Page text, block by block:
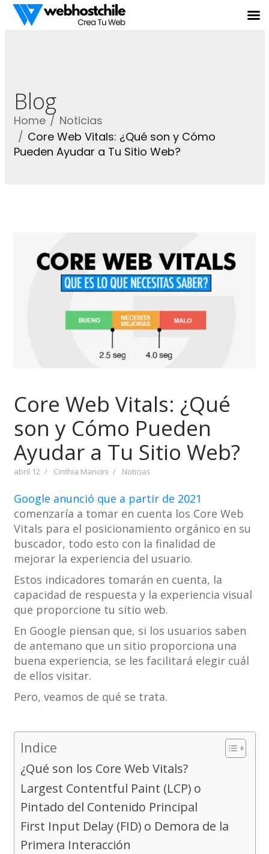
Blog
Home
Noticias
Core Web Vitals: ¿Qué son y Cómo
Pueden Ayudar a Tu Sitio Web?
Core Web Vitals: ¿Qué
son y Cómo Pueden
Ayudar a Tu Sitio Web?
abril 12 Cinthia Mancini Noticias
Google anunció que a partir de 2021
comenzaría a tomar en cuenta los Core Web
Vitals para el posicionamiento orgánico en su
buscador, todo esto con la finalidad de
mejorar la experiencia del usuario.
Estos indicadores tomarán en cuenta, la
capacidad de respuesta y la experiencia visual
que proporcione tu sitio web.
En Google piensan que, si los usuarios saben
de antemano que un sitio proporciona una
buena experiencia, se les facilitará elegir cuál
de ellos visitar.
Pero, veamos de qué se trata.
Indice
¿Qué son los Core Web Vitals?
Largest Contentful Paint (LCP) o
Pintado del Contenido Principal
First Input Delay (FID) o Demora de la
Primera Interacción